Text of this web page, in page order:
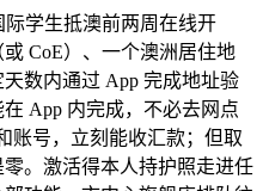
际学生抵澳前两周在线开
CoE）、一个澳洲居住地
数内通过 App 完成地址验
App 内完成，不必去网点
账号，立刻能收汇款；但取
。激活得本人持护照走进任